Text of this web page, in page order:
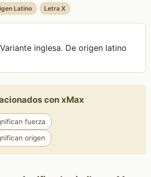
Latino Letra X
inglesa. De origen latino
con xMax
fuerza
origen